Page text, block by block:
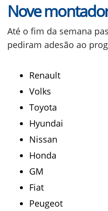
Nove
Até o fim da semana
pediram adesão ao
Renault
Volks
Toyota
Hyundai
Nissan
Honda
GM
Fiat
Peugeot